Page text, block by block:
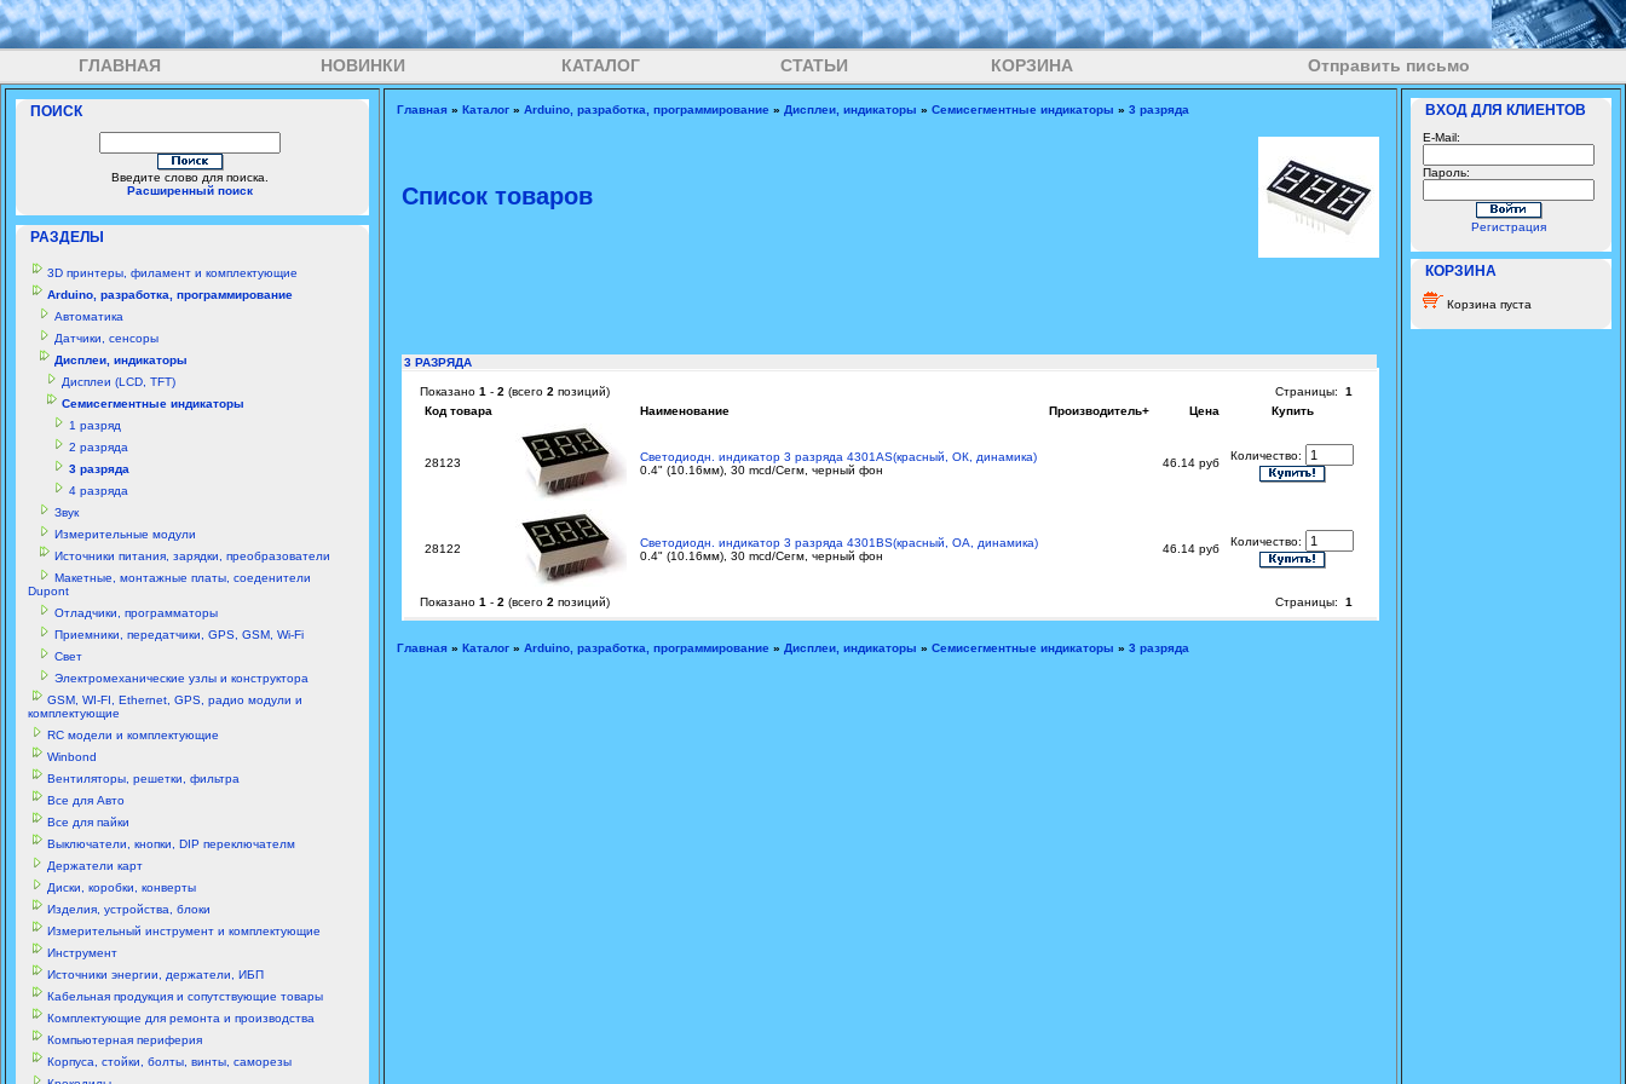
ГЛАВНАЯ НОВИНКИ КАТАЛОГ СТАТЬИ КОРЗИНА Отправить письмо
ПОИСК
Введите слово для поиска.
Расширенный поиск
РАЗДЕЛЫ
3D принтеры, филамент и комплектующие
Arduino, разработка, программирование
Автоматика
Датчики, сенсоры
Дисплеи, индикаторы
Дисплеи (LCD, TFT)
Семисегментные индикаторы
1 разряд
2 разряда
3 разряда
4 разряда
Звук
Измерительные модули
Источники питания, зарядки, преобразователи
Макетные, монтажные платы, соеденители
Dupont
Отладчики, программаторы
Приемники, передатчики, GPS, GSM, Wi-Fi
Свет
Электромеханические узлы и конструктора
GSM, WI-FI, Ethernet, GPS, радио модули и
комплектующие
RC модели и комплектующие
Winbond
Вентиляторы, решетки, фильтра
Все для Авто
Все для пайки
Выключатели, кнопки, DIP переключателм
Держатели карт
Диски, коробки, конверты
Изделия, устройства, блоки
Измерительный инструмент и комплектующие
Инструмент
Источники энергии, держатели, ИБП
Кабельная продукция и сопутствующие товары
Комплектующие для ремонта и производства
Компьютерная периферия
Корпуса, стойки, болты, винты, саморезы
Главная » Каталог » Arduino, разработка, программирование » Дисплеи, индикаторы » Семисегментные индикаторы » 3 разряда
Список товаров
3 РАЗРЯДА
Показано 1 - 2 (всего 2 позиций) Страницы: 1
Код товара
Наименование Производитель+ Цена Купить
28123
Светодиодн. индикатор 3 разряда 4301AS(красный, ОК, динамика)
0.4" (10.16мм), 30 mcd/Сегм, черный фон
46.14 руб
Количество:
28122
Светодиодн. индикатор 3 разряда 4301BS(красный, ОА, динамика)
0.4" (10.16мм), 30 mcd/Сегм, черный фон
46.14 руб
Количество:
Показано 1 - 2 (всего 2 позиций) Страницы: 1
Главная » Каталог » Arduino, разработка, программирование » Дисплеи, индикаторы » Семисегментные индикаторы » 3 разряда
ВХОД ДЛЯ КЛИЕНТОВ
E-Mail:
Пароль:
Регистрация
КОРЗИНА
Корзина пуста